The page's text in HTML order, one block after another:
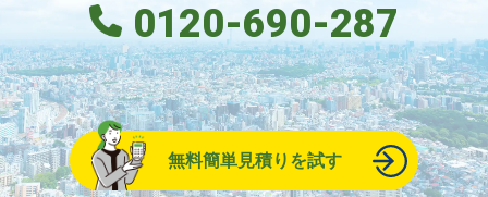
0120-690-287
無料簡単見積りを試す